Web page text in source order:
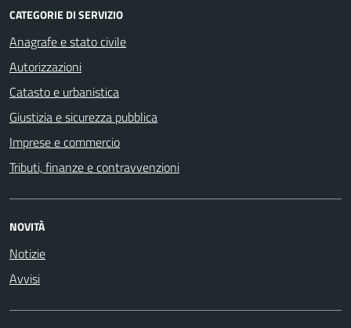
CATEGORIE DI SERVIZIO
Anagrafe e stato civile
Autorizzazioni
Catasto e urbanistica
Giustizia e sicurezza pubblica
Imprese e commercio
Tributi, finanze e contravvenzioni
NOVITÀ
Notizie
Avvisi